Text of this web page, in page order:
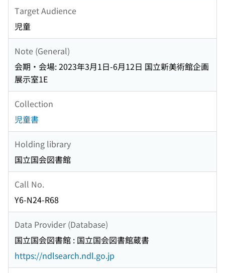
Target Audience
児童
Note (General)
会期・会場: 2023年3月1日-6月12日 国立新美術館企画
展示室1E
Collection
児童書
Holding library
国立国会図書館
Call No.
Y6-N24-R68
Data Provider (Database)
国立国会図書館 : 国立国会図書館蔵書
https://ndlsearch.ndl.go.jp